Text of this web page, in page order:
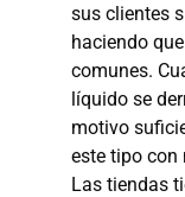
sus clientes
haciendo
comunes.
líquido se
motivo
este tipo con
Las tiendas